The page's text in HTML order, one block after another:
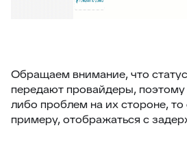
Обращаем внимание, что
передают провайдеры, поэтому
либо проблем на их стороне, то
примеру, отображаться с